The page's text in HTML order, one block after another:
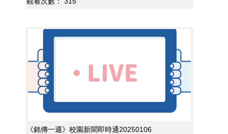
《銘傳一週》校園新聞即時通20250106